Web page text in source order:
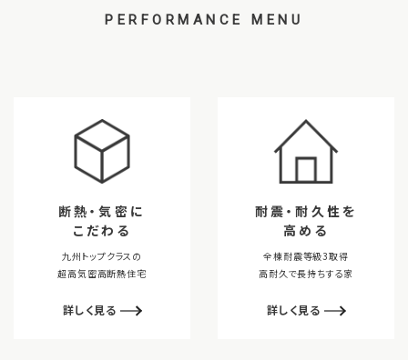
PERFORMANCE MENU
断熱・気密に
こだわる
九州トップクラスの
超高気密高断熱住宅
詳しく見る
耐震・耐久性を
高める
全棟耐震等級3取得
高耐久で長持ちする家
詳しく見る